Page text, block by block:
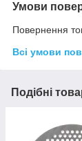
Умови
Повернення
Всі умови
Подібні